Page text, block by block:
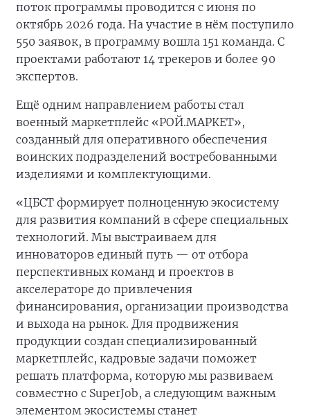
поток программы проводится с июня по
октябрь 2026 года. На участие в нём поступило
550 заявок, в программу вошла 151 команда. С
проектами работают 14 трекеров и более 90
экспертов.
Ещё одним направлением работы стал
военный маркетплейс «РОЙ.МАРКЕТ»,
созданный для оперативного обеспечения
воинских подразделений востребованными
изделиями и комплектующими.
«ЦБСТ формирует полноценную экосистему
для развития компаний в сфере специальных
технологий. Мы выстраиваем для
инноваторов единый путь — от отбора
перспективных команд и проектов в
акселераторе до привлечения
финансирования, организации производства
и выхода на рынок. Для продвижения
продукции создан специализированный
маркетплейс, кадровые задачи поможет
решать платформа, которую мы развиваем
совместно с SuperJob, а следующим важным
элементом экосистемы станет